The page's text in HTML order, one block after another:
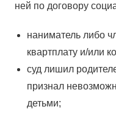
ней по договору
наниматель либо
квартплату и/или
суд лишил
признал
детьми;